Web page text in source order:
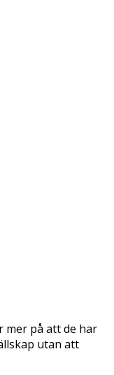
mer på att de har
utan att